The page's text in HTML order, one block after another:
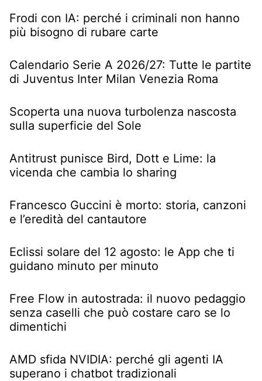
Frodi con IA: perché i criminali non hanno
più bisogno di rubare carte
Calendario Serie A 2026/27: Tutte le partite
di Juventus Inter Milan Venezia Roma
Scoperta una nuova turbolenza nascosta
sulla superficie del Sole
Antitrust punisce Bird, Dott e Lime: la
vicenda che cambia lo sharing
Francesco Guccini è morto: storia, canzoni
e l’eredità del cantautore
Eclissi solare del 12 agosto: le App che ti
guidano minuto per minuto
Free Flow in autostrada: il nuovo pedaggio
senza caselli che può costare caro se lo
dimentichi
AMD sfida NVIDIA: perché gli agenti IA
superano i chatbot tradizionali